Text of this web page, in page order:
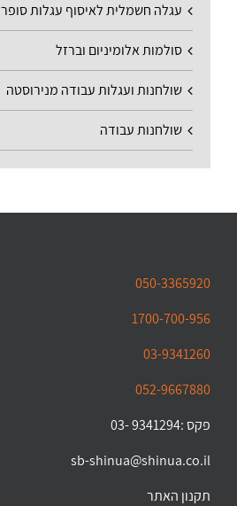
עגלה חשמלית לאיסוף עגלות סופר
סולמות אלומיניום וברזל
שולחנות ועגלות עבודה מנירוסטה
שולחנות עבודה
050-3365920
1700-700-956
03-9341260
052-9667880
פקס :9341294 -03
sb-shinua@shinua.co.il
תקנון האתר